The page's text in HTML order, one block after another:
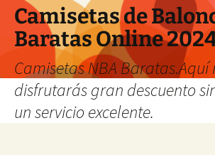
Camisetas de
Baratas Online
Camisetas NBA Baratas.Aquí
disfrutarás gran descuento
un servicio excelente.